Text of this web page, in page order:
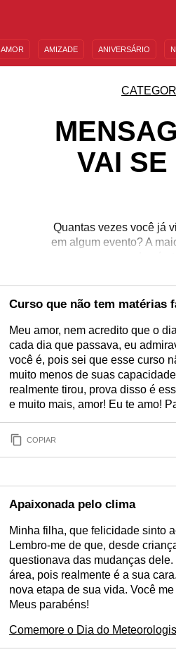
AMOR AMIZADE ANIVERSÁRIO
VAI SE
Quantas vezes você já
em algum evento? A
que esperar do
desprevenidas.
Meteorologia e entrar
Curso que não tem matérias
Meu amor, nem acredito que o
cada dia que passava, eu
você é, pois sei que esse curso
muito menos de suas
realmente tirou, prova disso é
e muito mais, amor! Eu te amo!
COPIAR
Apaixonada pelo clima
Minha filha, que felicidade sinto
Lembro-me de que, desde
questionava das mudanças
área, pois realmente é a sua
nova etapa de sua vida. Você
Meus parabéns!
Comemore o Dia do